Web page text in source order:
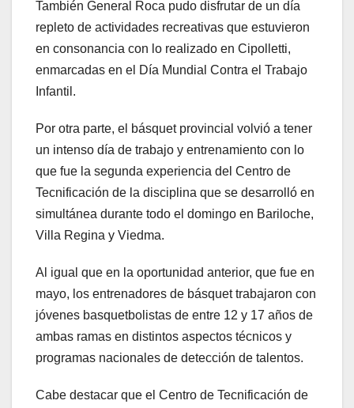
También General Roca pudo disfrutar de un día
repleto de actividades recreativas que estuvieron
en consonancia con lo realizado en Cipolletti,
enmarcadas en el Día Mundial Contra el Trabajo
Infantil.
Por otra parte, el básquet provincial volvió a tener
un intenso día de trabajo y entrenamiento con lo
que fue la segunda experiencia del Centro de
Tecnificación de la disciplina que se desarrolló en
simultánea durante todo el domingo en Bariloche,
Villa Regina y Viedma.
Al igual que en la oportunidad anterior, que fue en
mayo, los entrenadores de básquet trabajaron con
jóvenes basquetbolistas de entre 12 y 17 años de
ambas ramas en distintos aspectos técnicos y
programas nacionales de detección de talentos.
Cabe destacar que el Centro de Tecnificación de